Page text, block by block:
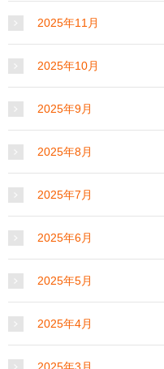
2025年11月
2025年10月
2025年9月
2025年8月
2025年7月
2025年6月
2025年5月
2025年4月